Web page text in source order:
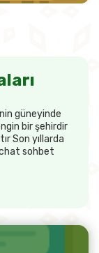
güneyinde
bir şehirdir
Son yıllarda
sohbet